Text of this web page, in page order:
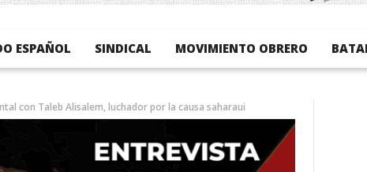
ESPAÑOL SINDICAL MOVIMIENTO OBRERO
con Taleb Alisalem, luchador por la causa saharaui